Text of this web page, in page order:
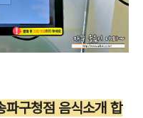
구청점 음식소개 합